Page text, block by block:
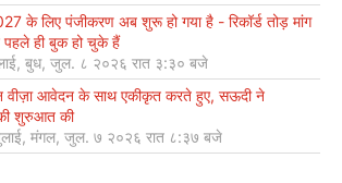
के लिए पंजीकरण अब शुरू हो गया है - रिकॉर्ड तोड़ मांग
ही बुक हो चुके हैं
बुध, जुल. ८ २०२६ रात ३:३० बजे
वीज़ा आवेदन के साथ एकीकृत करते हुए, सऊदी ने
शुरुआत की
मंगल, जुल. ७ २०२६ रात ८:३७ बजे